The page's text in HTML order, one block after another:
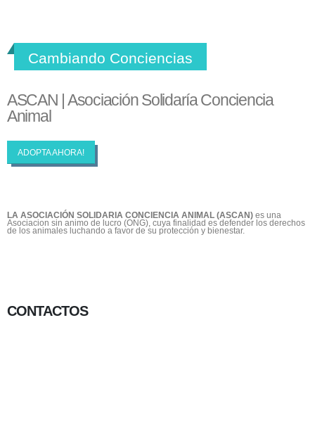
Cambiando Conciencias
ASCAN | Asociación Solidaría Conciencia
Animal
ADOPTA AHORA!
LA ASOCIACIÓN SOLIDARIA CONCIENCIA ANIMAL (ASCAN) es una
Asociacion sin animo de lucro (ONG), cuya finalidad es defender los derechos
de los animales luchando a favor de su protección y bienestar.
CONTACTOS